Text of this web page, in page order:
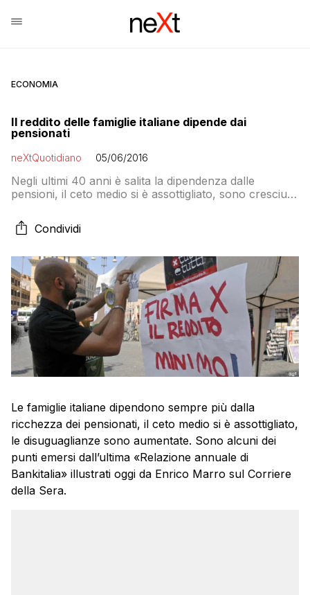
ECONOMIA
Il reddito delle famiglie italiane dipende dai
pensionati
neXtQuotidiano 05/06/2016
Negli ultimi 40 anni è salita la dipendenza dalle
pensioni, il ceto medio si è assottigliato, sono cresciute
Condividi
Le famiglie italiane dipendono sempre più dalla
ricchezza dei pensionati, il ceto medio si è assottigliato,
le disuguaglianze sono aumentate. Sono alcuni dei
punti emersi dall’ultima «Relazione annuale di
Bankitalia» illustrati oggi da Enrico Marro sul Corriere
della Sera.